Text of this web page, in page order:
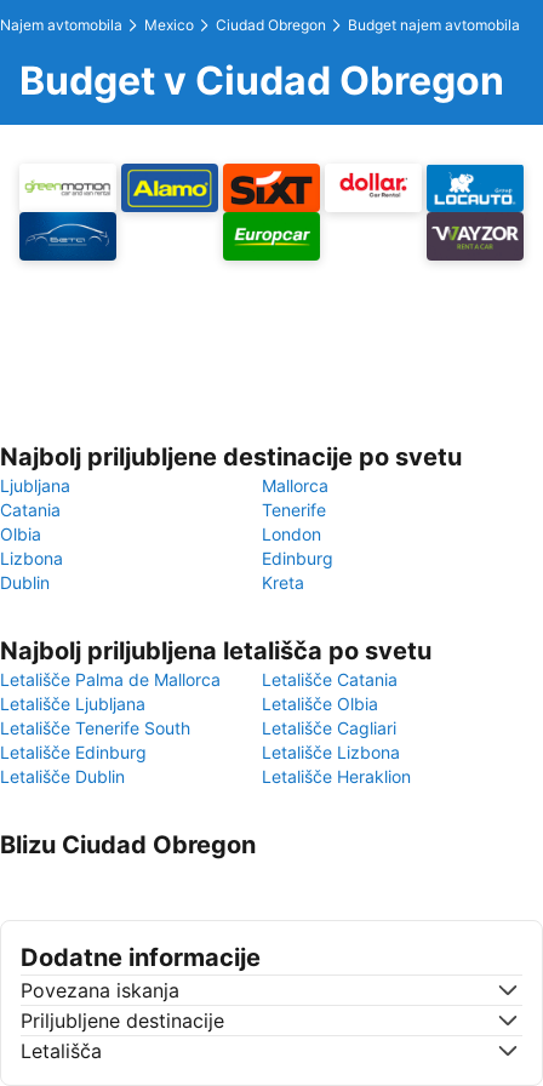
Najem avtomobila Mexico Ciudad Obregon Budget najem avtomobila
Budget v Ciudad Obregon
Najbolj priljubljene destinacije po svetu
Ljubljana
Mallorca
Catania
Tenerife
Olbia
London
Lizbona
Edinburg
Dublin
Kreta
Najbolj priljubljena letališča po svetu
Letališče Palma de Mallorca
Letališče Catania
Letališče Ljubljana
Letališče Olbia
Letališče Tenerife South
Letališče Cagliari
Letališče Edinburg
Letališče Lizbona
Letališče Dublin
Letališče Heraklion
Blizu Ciudad Obregon
Dodatne informacije
Povezana iskanja
Priljubljene destinacije
Letališča